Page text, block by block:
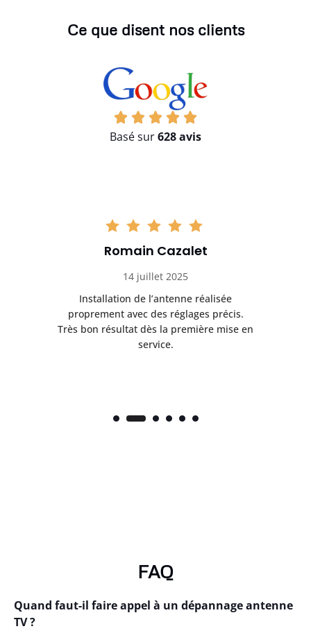
Ce que disent nos clients
Basé sur628 avis
Romain Cazalet
14 juillet 2025
Installation de l’antenne réalisée
proprement avec des réglages précis.
Très bon résultat dès la première mise en
service.
FAQ
Quand faut-il faire appel à un dépannage antenne
TV ?